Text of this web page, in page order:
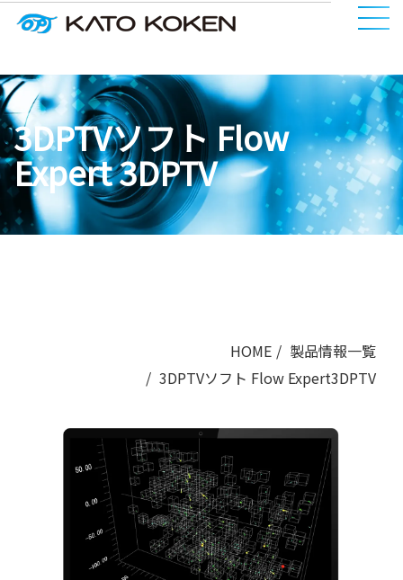
3DPTVソフト Flow
Expert 3DPTV
HOME
製品情報一覧
3DPTVソフト Flow Expert3DPTV